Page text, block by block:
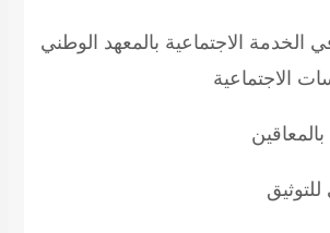
الاجتماعية بالمعهد الوطني
الاجتماعية